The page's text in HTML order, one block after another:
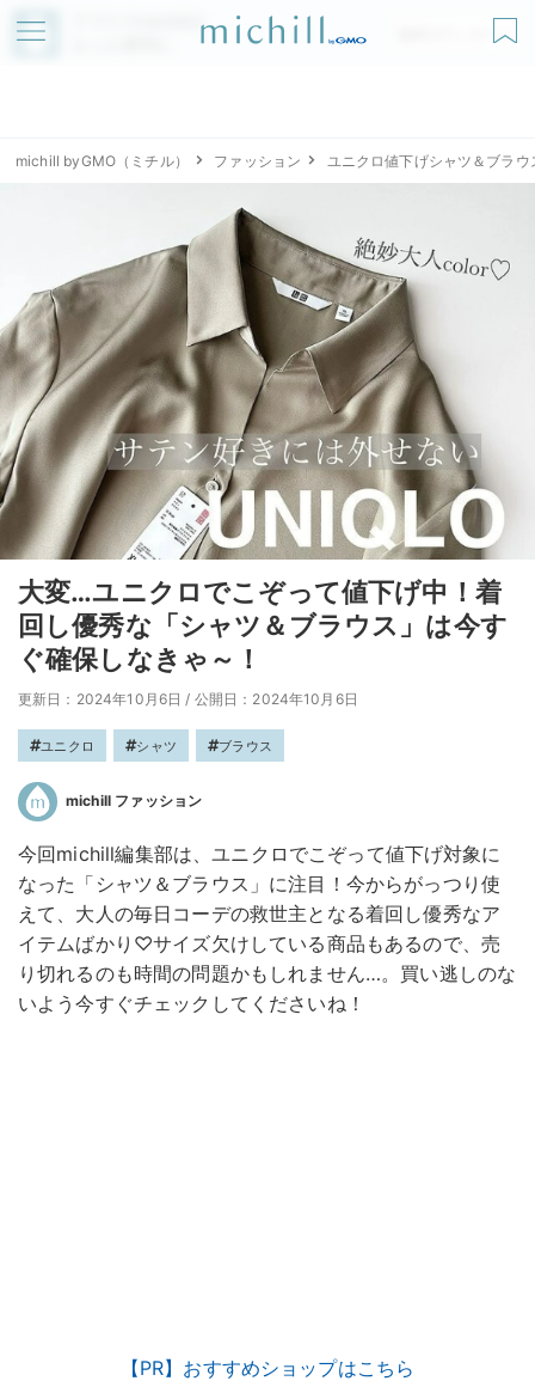
アプリでmichillが
無料ダウンロード
michill byGMO（ミチル） ファッション ユニクロ値下げシャツ＆ブラウ
大変…ユニクロでこぞって値下げ中！着
回し優秀な「シャツ＆ブラウス」は今す
ぐ確保しなきゃ～！
更新日：2024年10月6日 / 公開日：2024年10月6日
ユニクロ シャツ ブラウス
michill ファッション
今回michill編集部は、ユニクロでこぞって値下げ対象に
なった「シャツ＆ブラウス」に注目！今からがっつり使
えて、大人の毎日コーデの救世主となる着回し優秀なア
イテムばかり♡サイズ欠けしている商品もあるので、売
り切れるのも時間の問題かもしれません…。買い逃しのな
いよう今すぐチェックしてくださいね！
【PR】おすすめショップはこちら